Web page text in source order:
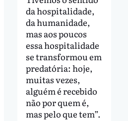
da hospitalidade,
da humanidade,
mas aos poucos
essa hospitalidade
se transformou em
predatória: hoje,
muitas vezes,
alguém é recebido
não por quem é,
mas pelo que tem”.